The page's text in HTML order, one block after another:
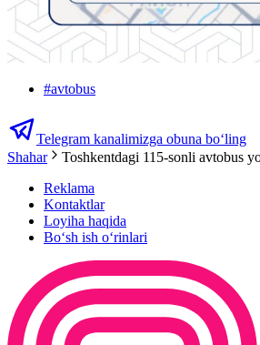
#avtobus
Telegram kanalimizga obuna bo‘ling
Shahar
Toshkentdagi 115-sonli avtobus
Reklama
Kontaktlar
Loyiha haqida
Bo‘sh ish o‘rinlari